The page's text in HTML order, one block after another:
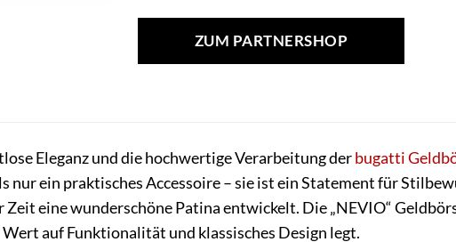
ZUM PARTNERSHOP
Eleganz und die hochwertige Verarbeitung derbugatti
nur ein praktisches Accessoire – sie ist ein Statement für
Zeit eine wunderschöne Patina entwickelt. Die „NEVIO“
auf Funktionalität und klassisches Design legt.